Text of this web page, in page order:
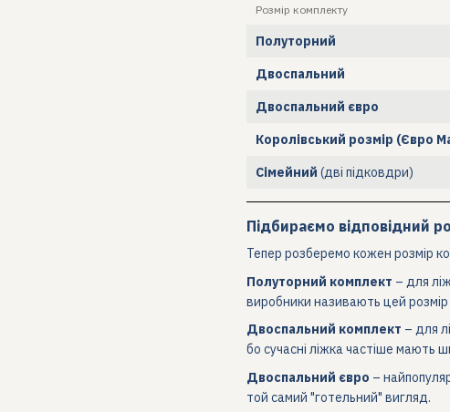
Розмір комплекту
Полуторний
Двоспальний
Двоспальний євро
Королівський розмір (Євро
Сімейний (дві підковдри)
Підбираємо відповідний
Тепер розберемо кожен розмір
Полуторний комплект – для
виробники називають цей
Двоспальний комплект – для
бо сучасні ліжка частіше мають
Двоспальний євро –
той самий "готельний" вигляд.